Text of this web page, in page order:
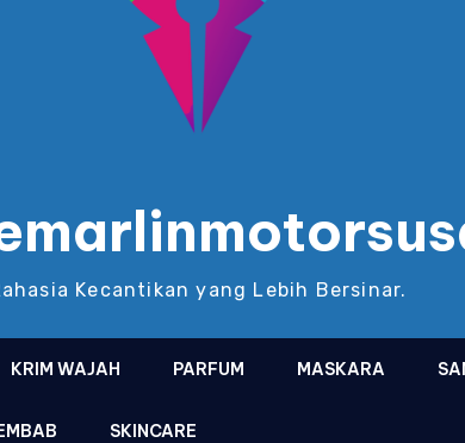
Kecantikan yang Lebih Bersinar.
KRIM WAJAH PARFUM MASKARA
SKINCARE